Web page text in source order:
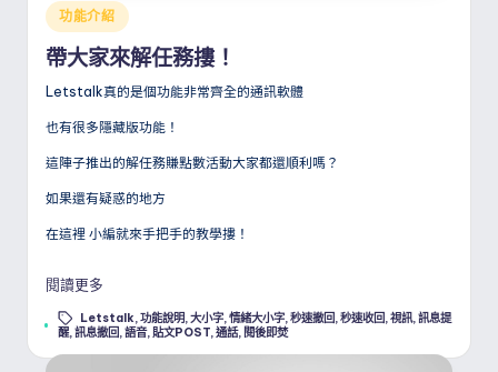
Posted
in
功能介紹
帶大家來解任務摟！
Letstalk真的是個功能非常齊全的通訊軟體
也有很多隱藏版功能！
這陣子推出的解任務賺點數活動大家都還順利嗎？
如果還有疑惑的地方
在這裡 小編就來手把手的教學摟！
閱讀更多
Tags: Letstalk,功能說明,大小字,情緒大小字,秒速撤回,秒速收回,視訊,訊息提
醒,訊息撤回,語音, 貼文POST,通話, 閱後即焚